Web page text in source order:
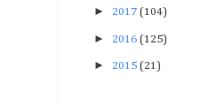
► 2017 (104)
► 2016 (125)
► 2015 (21)